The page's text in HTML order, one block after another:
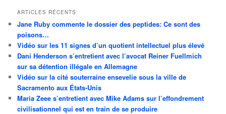
ARTICLES RÉCENTS
Jane Ruby commente le dossier des peptides: Ce sont des
poisons…
Vidéo sur les 11 signes d’un quotient intellectuel plus élevé
Dani Henderson s’entretient avec l’avocat Reiner Fuellmich
sur sa détention illégale en Allemagne
Vidéo sur la cité souterraine ensevelie sous la ville de
Sacramento aux États-Unis
Maria Zeee s’entretient avec Mike Adams sur l’effondrement
civilisationnel qui est en train de se produire